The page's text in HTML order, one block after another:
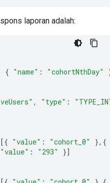
laporan adalah:
{ "name" : "cohortNthDay"
, "type" :
[{ "value" : "cohort_0"
},{
"value" : "293"
}]